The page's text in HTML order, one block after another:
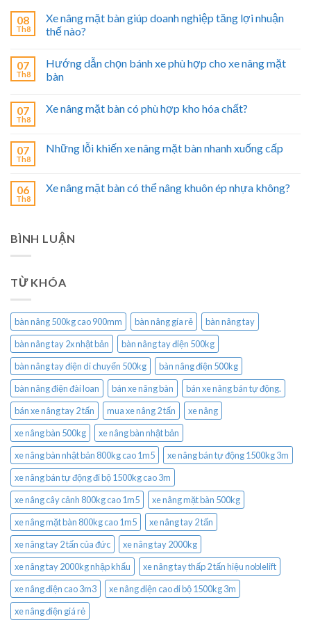
08
Th8
Xe nâng mặt bàn giúp doanh nghiệp tăng lợi nhuận
thế nào?
07
Th8
Hướng dẫn chọn bánh xe phù hợp cho xe nâng mặt
bàn
07
Th8
Xe nâng mặt bàn có phù hợp kho hóa chất?
07
Th8
Những lỗi khiến xe nâng mặt bàn nhanh xuống cấp
06
Th8
Xe nâng mặt bàn có thể nâng khuôn ép nhựa không?
BÌNH LUẬN
TỪ KHÓA
bàn nâng 500kg cao 900mm bàn nâng gía rẻ
bàn nâng tay
bàn nâng tay 2x nhật bản
bàn nâng tay điện 500kg
bàn nâng tay điện di chuyển 500kg
bàn nâng điện 500kg
bàn nâng điện đài loan
bán xe nâng bàn
bán xe nâng bán tự động.
bán xe nâng tay 2 tấn
mua xe nâng 2 tấn
xe nâng
xe nâng bàn 500kg
xe nâng bàn nhật bản
xe nâng bàn nhật bản 800kg cao 1m5
xe nâng bán tự động 1500kg 3m
xe nâng bán tự động đi bộ 1500kg cao 3m
xe nâng cây cảnh 800kg cao 1m5
xe nâng mặt bàn 500kg
xe nâng mặt bàn 800kg cao 1m5
xe nâng tay 2 tấn
xe nâng tay 2 tấn của đức
xe nâng tay 2000kg
xe nâng tay 2000kg nhập khẩu
xe nâng tay thấp 2 tấn hiệu noblelift
xe nâng điện cao 3m3
xe nâng điện cao đi bộ 1500kg 3m
xe nâng điện giá rẻ